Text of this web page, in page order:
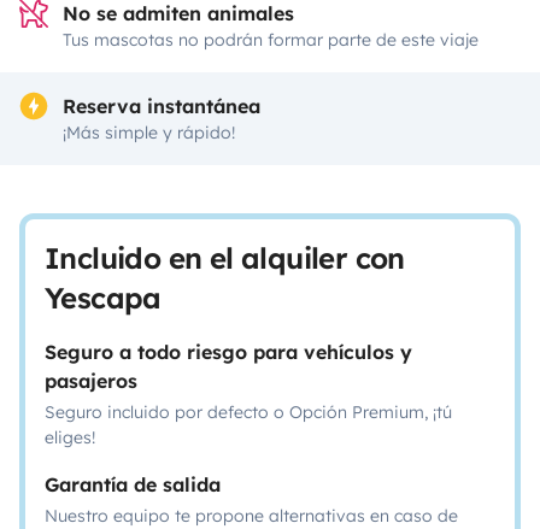
No se admiten animales
Tus mascotas no podrán formar parte de este viaje
Reserva instantánea
¡Más simple y rápido!
Incluido en el alquiler con
Yescapa
Seguro a todo riesgo para vehículos y
pasajeros
Seguro incluido por defecto o Opción Premium, ¡tú
eliges!
Garantía de salida
Nuestro equipo te propone alternativas en caso de